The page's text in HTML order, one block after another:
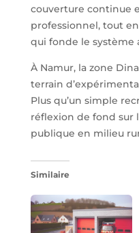
couverture continue
professionnel, tout
qui fonde le système
À Namur, la zone
terrain
Plus qu’un simple
réflexion de fond sur
publique en milieu
Similaire